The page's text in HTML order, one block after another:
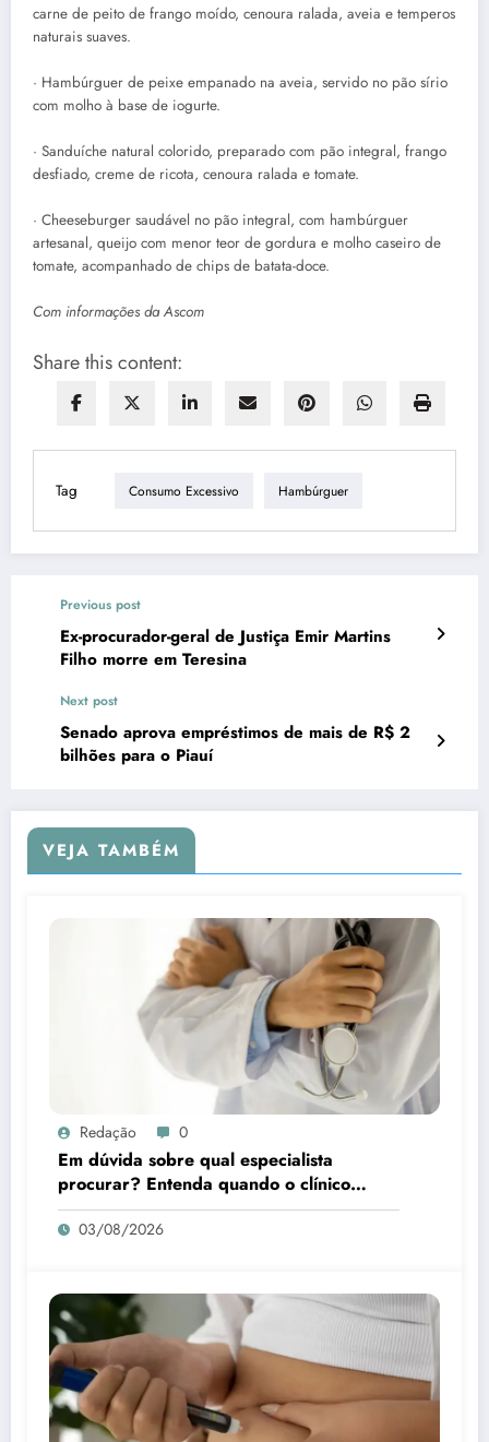
carne de peito de frango moído, cenoura ralada, aveia e temperos
naturais suaves.
· Hambúrguer de peixe empanado na aveia, servido no pão sírio
com molho à base de iogurte.
· Sanduíche natural colorido, preparado com pão integral, frango
desfiado, creme de ricota, cenoura ralada e tomate.
· Cheeseburger saudável no pão integral, com hambúrguer
artesanal, queijo com menor teor de gordura e molho caseiro de
tomate, acompanhado de chips de batata-doce.
Com informações da Ascom
Share this content:
Tag Consumo Excessivo Hambúrguer
Previous post
Ex-procurador-geral de Justiça Emir Martins
Filho morre em Teresina
Next post
Senado aprova empréstimos de mais de R$ 2
bilhões para o Piauí
VEJA TAMBÉM
Redação 0
Em dúvida sobre qual especialista
procurar? Entenda quando o clínico
médico é a melhor escolha
03/08/2026